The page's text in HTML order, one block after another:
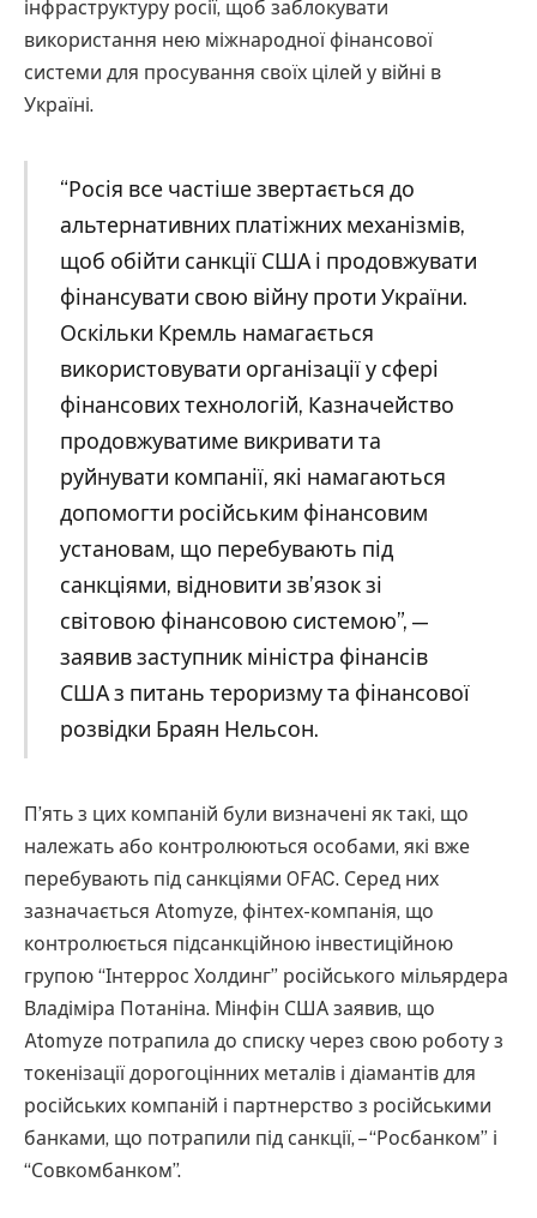
інфраструктуру росії, щоб заблокувати
використання нею міжнародної фінансової
системи для просування своїх цілей у війні в
Україні.
“Росія все частіше звертається до
альтернативних платіжних механізмів,
щоб обійти санкції США і продовжувати
фінансувати свою війну проти України.
Оскільки Кремль намагається
використовувати організації у сфері
фінансових технологій, Казначейство
продовжуватиме викривати та
руйнувати компанії, які намагаються
допомогти російським фінансовим
установам, що перебувають під
санкціями, відновити зв’язок зі
світовою фінансовою системою”, —
заявив заступник міністра фінансів
США з питань тероризму та фінансової
розвідки Браян Нельсон.
П’ять з цих компаній були визначені як такі, що
належать або контролюються особами, які вже
перебувають під санкціями OFAC. Серед них
зазначається Atomyze, фінтех-компанія, що
контролюється підсанкційною інвестиційною
групою “Інтеррос Холдинг” російського мільярдера
Владіміра Потаніна. Мінфін США заявив, що
Atomyze потрапила до списку через свою роботу з
токенізації дорогоцінних металів і діамантів для
російських компаній і партнерство з російськими
банками, що потрапили під санкції, – “Росбанком” і
“Совкомбанком”.